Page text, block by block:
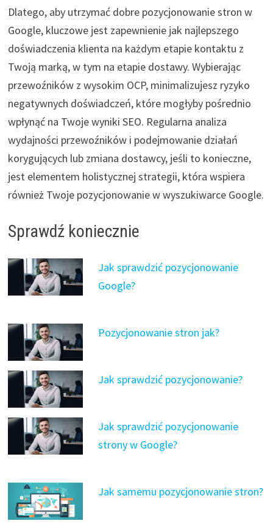
Dlatego, aby utrzymać dobre pozycjonowanie stron w
Google, kluczowe jest zapewnienie jak najlepszego
doświadczenia klienta na każdym etapie kontaktu z
Twoją marką, w tym na etapie dostawy. Wybierając
przewoźników z wysokim OCP, minimalizujesz ryzyko
negatywnych doświadczeń, które mogłyby pośrednio
wpłynąć na Twoje wyniki SEO. Regularna analiza
wydajności przewoźników i podejmowanie działań
korygujących lub zmiana dostawcy, jeśli to konieczne,
jest elementem holistycznej strategii, która wspiera
również Twoje pozycjonowanie w wyszukiwarce Google.
Sprawdź koniecznie
Jak sprawdzić pozycjonowanie
Google?
Pozycjonowanie stron jak?
Jak sprawdzić pozycjonowanie?
Jak sprawdzić pozycjonowanie
strony w Google?
Jak samemu pozycjonowanie stron?